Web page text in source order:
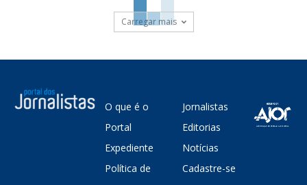
Carregar mais
O que é o
Portal
Expediente
Política de
Jornalistas
Editorias
Notícias
Cadastre-se